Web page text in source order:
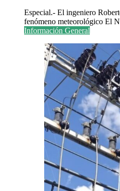
Especial.- El ingeniero
fenómeno meteorológico El
Información General